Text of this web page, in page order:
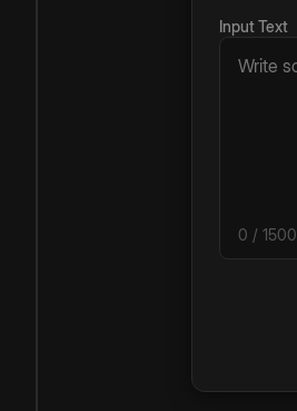
Input Text
0 / 1500